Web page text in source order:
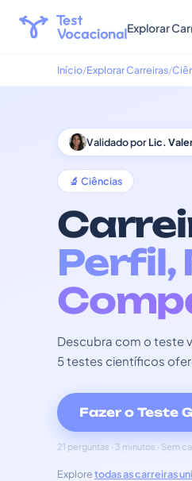
Explorar
Início Explorar Carreiras
Validado porLic.
🔬 Ciências
Perfil,
Descubra com o teste
5 testes científicos
Fazer o Teste
21 perguntas · 3 minutos · Sem
Exploretodas as carreiras